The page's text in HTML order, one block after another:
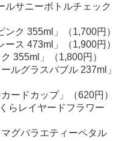
サニーボトルチェック
ク 355ml」（1,700円）
ス 473ml」（1,900円）
355ml」（1,800円）
ルグラスバブル 237ml」
ードカップ」（620円）
らレイヤードフラワー
グバラエティーペタル